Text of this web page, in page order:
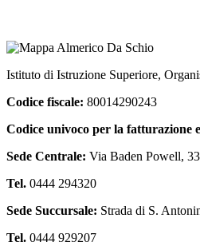
Istituto di Istruzione Superiore,
Codice fiscale: 80014290243
Codice univoco per la fatturazione
Sede Centrale: Via Baden Powell,
Tel. 0444 294320
Sede Succursale: Strada di S.
Tel. 0444 929207